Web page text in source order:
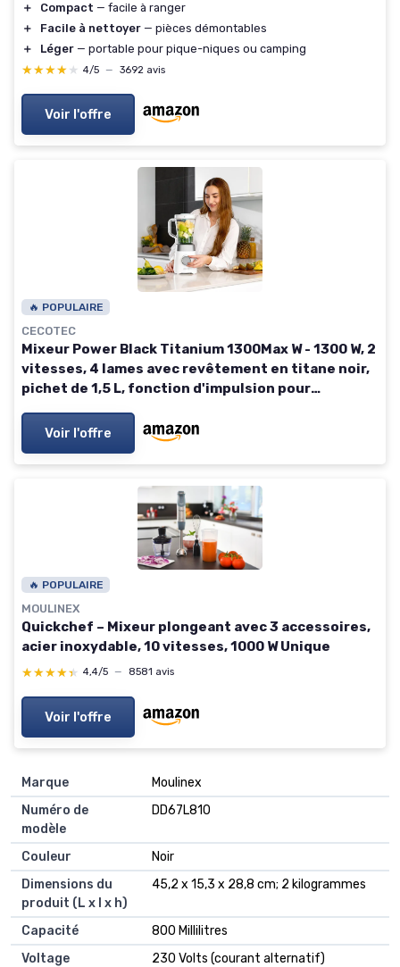
＋
Compact — facile à ranger
＋
Facile à nettoyer — pièces démontables
＋
Léger — portable pour pique-niques ou camping
★★★★★
★★★★★ 4/5 — 3692 avis
Voir l'offre
🔥 POPULAIRE
CECOTEC
Mixeur Power Black Titanium 1300Max W - 1300 W, 2
vitesses, 4 lames avec revêtement en titane noir,
pichet de 1,5 L, fonction d'impulsion pour
- 1,5 L - Plastique
Voir l'offre
🔥 POPULAIRE
MOULINEX
Quickchef – Mixeur plongeant avec 3 accessoires,
acier inoxydable, 10 vitesses, 1000 W Unique
★★★★★
★★★★★ 4,4/5 — 8581 avis
Voir l'offre
Marque
‎Moulinex
Numéro de
modèle
‎DD67L810
Couleur
‎Noir
Dimensions du
produit (L x l x h)
‎45,2 x 15,3 x 28,8 cm; 2 kilogrammes
Capacité
‎800 Millilitres
Voltage
‎230 Volts (courant alternatif)